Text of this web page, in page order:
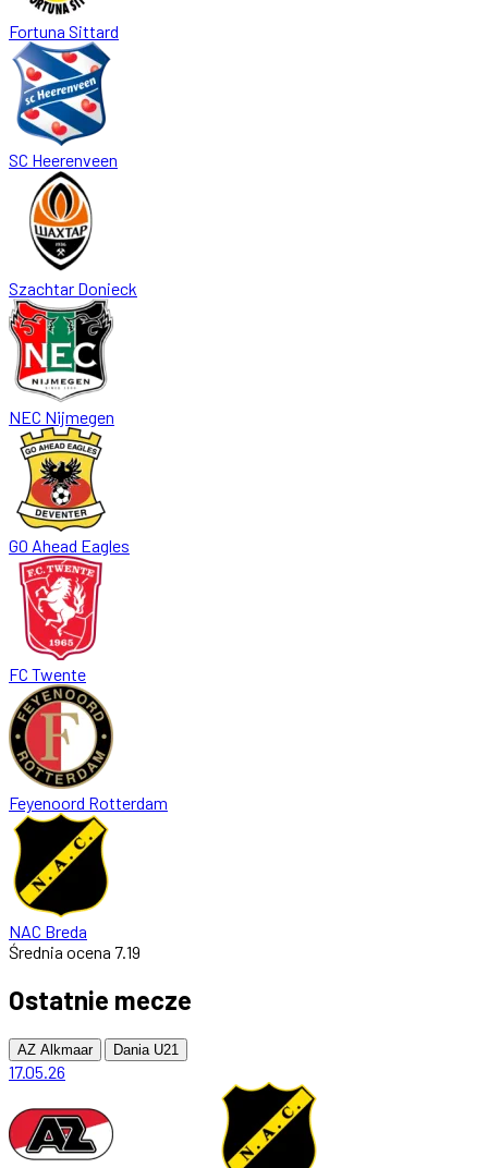
Fortuna Sittard
SC Heerenveen
Szachtar Donieck
NEC Nijmegen
GO Ahead Eagles
FC Twente
Feyenoord Rotterdam
NAC Breda
Średnia ocena 7.19
Ostatnie mecze
AZ Alkmaar Dania U21
17.05.26